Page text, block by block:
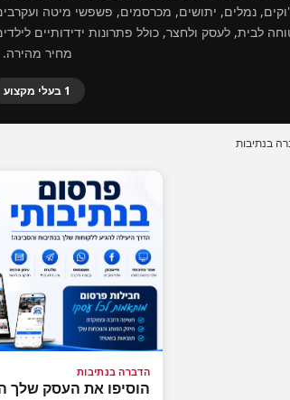
נמלים, יתושים, מכרסמים, פשפשי מיטה
לבית, לעסק ולחצר, כולל פתרונות ידידותיים
מחיר מהירה.
1 בעלי מקצוע
בנתיבות
הדברה בנתיבות
הוסיפו את העסק שלך